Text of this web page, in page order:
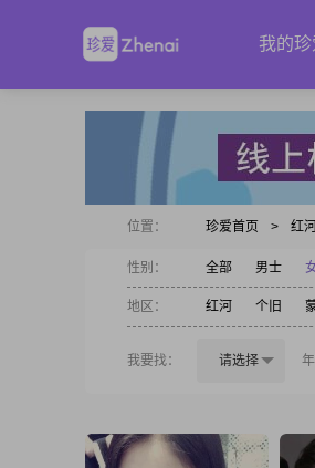
我的珍
位置： 珍爱首页 > 红
性别： 全部 男士
地区： 红河 个旧
我要找： 请选择